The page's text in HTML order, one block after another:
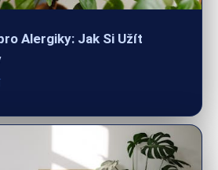
Alergiky: Jak Si Užít